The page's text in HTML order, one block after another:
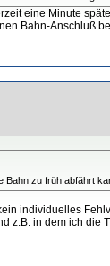
eine Minute
Bahn-Anschluß
Bahn zu früh abfährt
individuelles
z.B. in dem ich die